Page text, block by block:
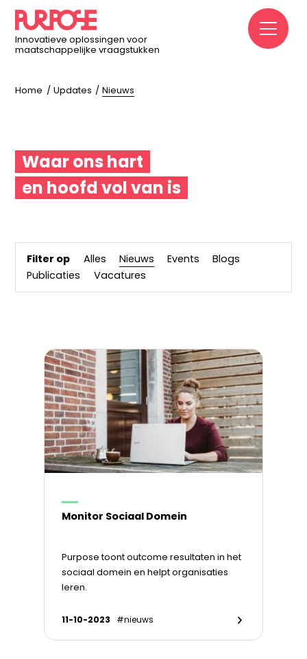
Innovatieve oplossingen voor
maatschappelijke vraagstukken
Home Updates Nieuws
Waar ons hart
en hoofd vol van is
Filter op Alles Nieuws Events
Blogs
Publicaties
Vacatures
Monitor Sociaal Domein
Purpose toont outcome resultaten in het
sociaal domein en helpt organisaties
leren.
11-10-2023 #nieuws